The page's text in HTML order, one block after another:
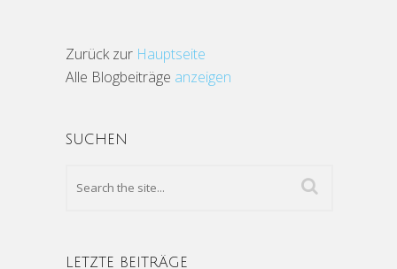
Zurück zur Hauptseite
Alle Blogbeiträge anzeigen
SUCHEN
LETZTE BEITRÄGE